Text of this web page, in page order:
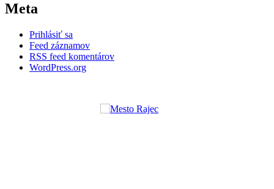
Meta
Prihlásiť sa
Feed záznamov
RSS feed komentárov
WordPress.org